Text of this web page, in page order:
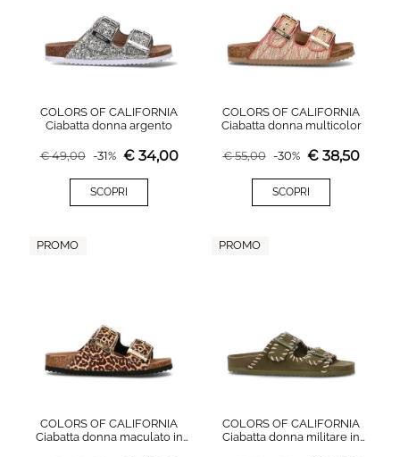
COLORS OF CALIFORNIA
Ciabatta donna argento
€49,00 -31% € 34,00
SCOPRI
COLORS OF CALIFORNIA
Ciabatta donna multicolor
€55,00 -30% € 38,50
SCOPRI
PROMO
COLORS OF CALIFORNIA
Ciabatta donna maculato in
PROMO
COLORS OF CALIFORNIA
Ciabatta donna militare in